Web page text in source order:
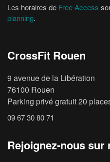
Les horaires de Free Access
planning.
CrossFit Rouen
9 avenue de la Libération
76100 Rouen
Parking privé gratuit 20
09 67 30 80 71
Rejoignez-nous sur